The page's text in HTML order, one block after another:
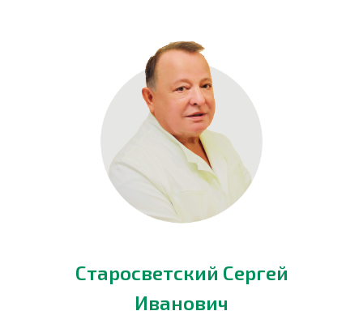
Старосветский Сергей
Иванович